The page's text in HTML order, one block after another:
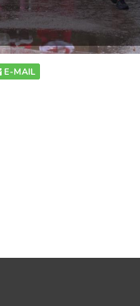
E-MAIL